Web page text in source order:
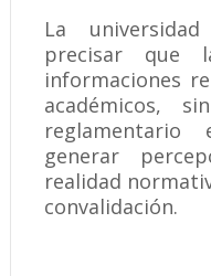
La
precisar que
informaciones
académicos,
reglamentario
generar
realidad
convalidación.